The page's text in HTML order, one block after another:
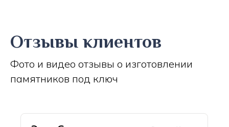
Отзывы клиентов
Фото и видео отзывы о изготовлении
памятников под ключ